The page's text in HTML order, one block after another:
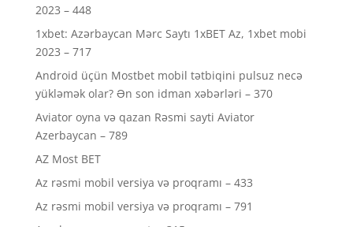
2023 – 448
1xbet: Azərbaycan Mərc Saytı 1xBET Az, 1xbet mobi
2023 – 717
Android üçün Mostbet mobil tətbiqini pulsuz necə
yükləmək olar? Ən son idman xəbərləri – 370
Aviator oyna və qazan Rəsmi sayti Aviator
Azerbaycan – 789
AZ Most BET
Az rəsmi mobil versiya və proqramı – 433
Az rəsmi mobil versiya və proqramı – 791